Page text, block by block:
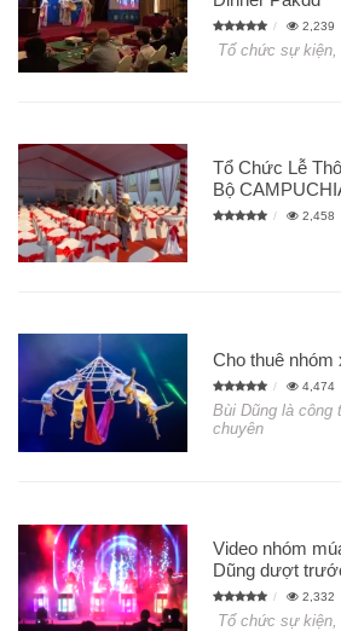
2,239
Tổ chức sự kiện,
Tổ Chức Lễ
Bộ
2,458
Cho thuê nhóm
4,474
Bùi Dũng là
chuyên
Video nhóm
Dũng dượt
2,332
Tổ chức sự